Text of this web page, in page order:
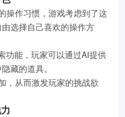
操作习惯，游戏考虑到了这
选择自己喜欢的操作方
功能，玩家可以通过AI提供
藏的道具。
，从而激发玩家的挑战欲